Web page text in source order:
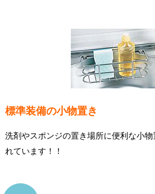
標準装備の小物置き
洗剤やスポンジの置き場所に便利な小
れています！！